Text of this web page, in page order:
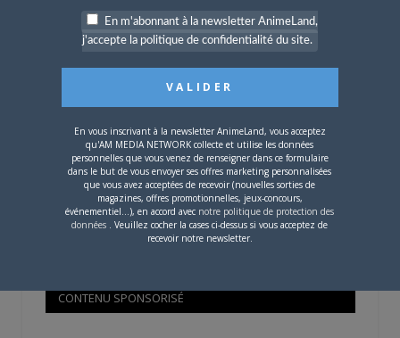
OÙ TROUVER NOS MAGAZINES
Si votre ville n'est pas dans la liste,contactez-nous
CONTENU SPONSORISÉ
En m'abonnant à la newsletter AnimeLand,
j'accepte la politique de confidentialité du site.
En vous inscrivant à la newsletter AnimeLand, vous acceptez
qu'AM MEDIA NETWORK collecte et utilise les données
personnelles que vous venez de renseigner dans ce formulaire
dans le but de vous envoyer ses offres marketing personnalisées
que vous avez acceptées de recevoir (nouvelles sorties de
magazines, offres promotionnelles, jeux-concours,
événementiel...), en accord avec notre politique de protection des
données . Veuillez cocher la cases ci-dessus si vous acceptez de
recevoir notre newsletter.